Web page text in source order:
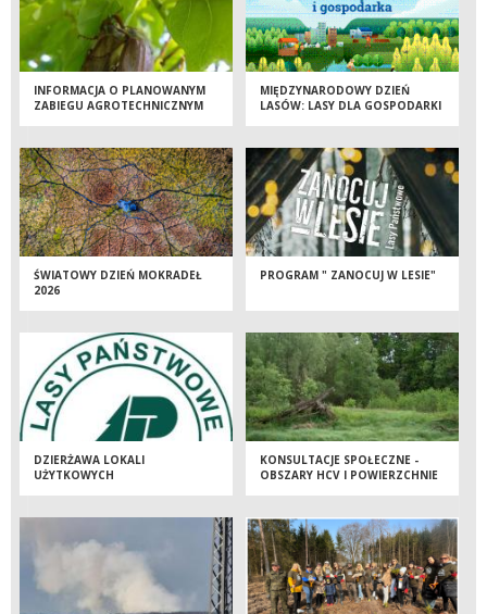
INFORMACJA O PLANOWANYM
ZABIEGU AGROTECHNICZNYM
MIĘDZYNARODOWY DZIEŃ
LASÓW: LASY DLA GOSPODARKI
ŚWIATOWY DZIEŃ MOKRADEŁ
2026
PROGRAM " ZANOCUJ W LESIE"
DZIERŻAWA LOKALI
UŻYTKOWYCH
KONSULTACJE SPOŁECZNE -
OBSZARY HCV I POWIERZCHNIE